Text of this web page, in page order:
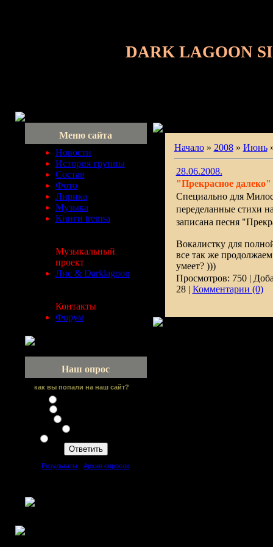
DARK LAGOON
Меню сайта
Новости
История группы
Состав
Фото
Лирика
Музыка
Книги tremsa
Музыкальный
проект
Лис & Darklagoon
Контакты
Форум
Наш опрос
как вы попали на наш сайт?
Результаты Архив опросов
Начало» 2008 » Июнь
28.06.2008.
"Прекрасное далеко"
Специально для
переделанные стихи
записана песня
Вокалистку для
все так же
умеет? )))
Просмотров: 750 |
28 | Комментарии (0)